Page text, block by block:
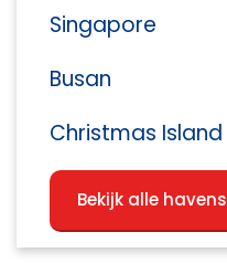
Singapore
Busan
Christmas Island
Bekijk alle havens